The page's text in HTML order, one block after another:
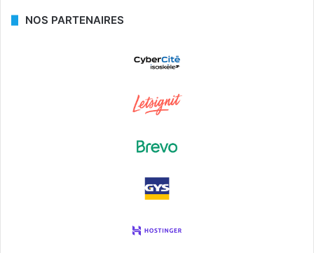
NOS PARTENAIRES